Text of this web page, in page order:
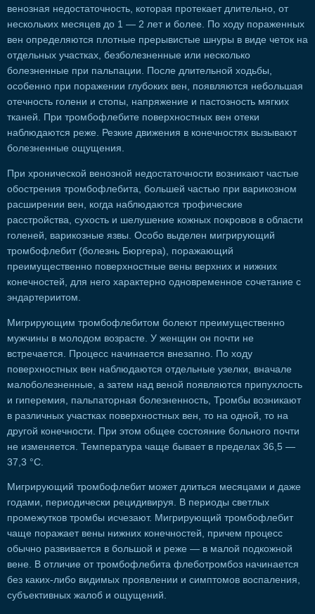
венозная недостаточность, которая протекает длительно, от
нескольких месяцев до 1 — 2 лет и более. По ходу пораженных
вен определяются плотные прерывистые шнуры в виде четок на
отдельных участках, безболезненные или несколько
болезненные при пальпации. После длительной ходьбы,
особенно при поражении глубоких вен, появляются небольшая
отечность голени и стопы, напряжение и пастозность мягких
тканей. При тромбофлебите поверхностных вен отеки
наблюдаются реже. Резкие движения в конечностях вызывают
болезненные ощущения.
При хронической венозной недостаточности возникают частые
обострения тромбофлебита, большей частью при варикозном
расширении вен, когда наблюдаются трофические
расстройства, сухость и шелушение кожных покровов в области
голеней, варикозные язвы. Особо выделен мигрирующий
тромбофлебит (болезнь Бюргера), поражающий
преимущественно поверхностные вены верхних и нижних
конечностей, для него характерно одновременное сочетание с
эндартериитом.
Мигрирующим тромбофлебитом болеют преимущественно
мужчины в молодом возрасте. У женщин он почти не
встречается. Процесс начинается внезапно. По ходу
поверхностных вен наблюдаются отдельные узелки, вначале
малоболезненные, а затем над веной появляются припухлость
и гиперемия, пальпаторная болезненность, Тромбы возникают
в различных участках поверхностных вен, то на одной, то на
другой конечности. При этом общее состояние больного почти
не изменяется. Температура чаще бывает в пределах 36,5 —
37,3 °С.
Мигрирующий тромбофлебит может длиться месяцами и даже
годами, периодически рецидивируя. В периоды светлых
промежутков тромбы исчезают. Мигрирующий тромбофлебит
чаще поражает вены нижних конечностей, причем процесс
обычно развивается в большой и реже — в малой подкожной
вене. В отличие от тромбофлебита флеботромбоз начинается
без каких-либо видимых проявлении и симптомов воспаления,
субъективных жалоб и ощущений.